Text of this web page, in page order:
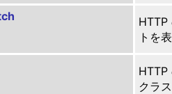
HTTP
トを
HTTP
クラ